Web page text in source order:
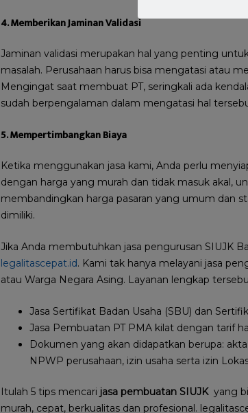
4. Memberikan Jaminan Validasi
Jaminan validasi merupakan hal yang penting
masalah. Perusahaan harus bisa mengatasi atau
Mengingat saat membuat PT, seringkali ada
sudah berpengalaman dalam mengatasi hal
5. Mempertimbangkan Biaya
Ketika menggunakan jasa kami, Anda perlu
dengan harga yang murah dan tidak masuk akal,
membandingkan harga pasaran yang umum dan
dimiliki.
Jika Anda membutuhkan jasa pengurusan SIUJK
legalitascepat.id. Kami tak hanya melayani jasa
atau Warga Negara Asing. Layanan lengkap
Jasa Sertifikat Badan Usaha (SBU) dan
Jasa Pembuatan PT PMA kilat dengan tarif
Dokumen yang akan didapatkan berupa:
NPWP perusahaan, izin usaha serta izin
Itulah 5 tips mencari jasa pembuatan SIUJK yang
murah, cepat, berkualitas dan profesional.